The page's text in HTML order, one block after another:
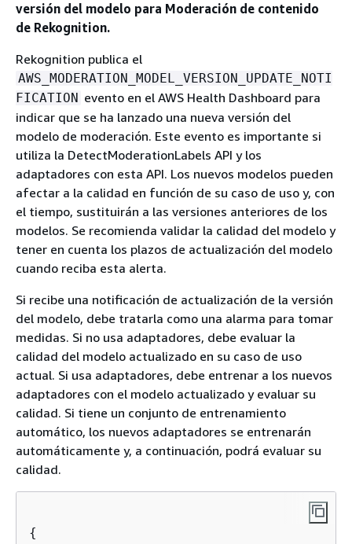
versión del modelo para Moderación de contenido
de Rekognition.
Rekognition publica el
AWS_MODERATION_MODEL_VERSION_UPDATE_NOTI
FICATION evento en el AWS Health Dashboard para
indicar que se ha lanzado una nueva versión del
modelo de moderación. Este evento es importante si
utiliza la DetectModerationLabels API y los
adaptadores con esta API. Los nuevos modelos pueden
afectar a la calidad en función de su caso de uso y, con
el tiempo, sustituirán a las versiones anteriores de los
modelos. Se recomienda validar la calidad del modelo y
tener en cuenta los plazos de actualización del modelo
cuando reciba esta alerta.
Si recibe una notificación de actualización de la versión
del modelo, debe tratarla como una alarma para tomar
medidas. Si no usa adaptadores, debe evaluar la
calidad del modelo actualizado en su caso de uso
actual. Si usa adaptadores, debe entrenar a los nuevos
adaptadores con el modelo actualizado y evaluar su
calidad. Si tiene un conjunto de entrenamiento
automático, los nuevos adaptadores se entrenarán
automáticamente y, a continuación, podrá evaluar su
calidad.
{